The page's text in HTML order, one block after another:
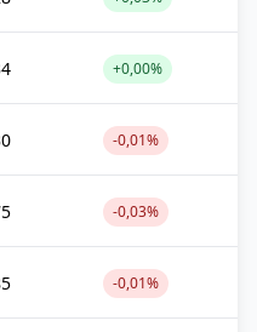
+0,00%
-0,01%
-0,03%
-0,01%